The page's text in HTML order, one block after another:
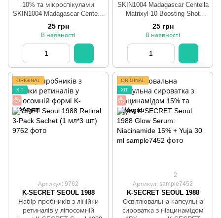
10% та мікроспікулами
SKIN1004 Madagascar Centella
Niacinamide 10 Boosting Shot
1.5/30 мл
25 грн
В наявності
SKIN1004 Madagascar Centella
Matrixyl 10 Boosting Shot
1.5/30 мл
25 грн
В наявності
ORIGINAL
ХІТ
Артикул: 9762
K-SECRET SEOUL 1988
Набір пробників з лінійки
ретиналів у ліпосомній
ORIGINAL
ХІТ
2
Артикул: sample7452
K-SECRET SEOUL 1988
Освітлювальна капсульна
сироватка з ніацинамідом